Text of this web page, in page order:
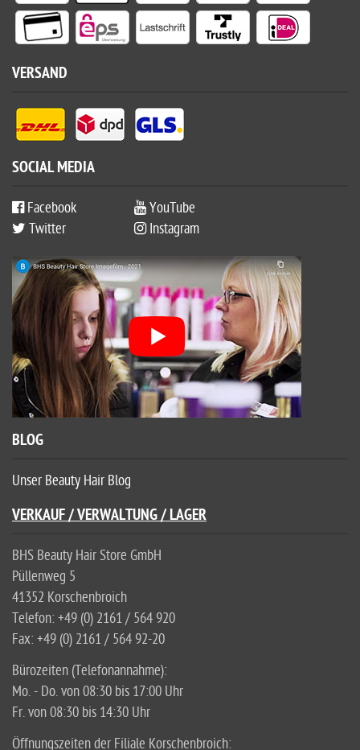
VERSAND
SOCIAL MEDIA
Facebook
YouTube
Twitter
Instagram
BLOG
Unser Beauty Hair Blog
VERKAUF / VERWALTUNG / LAGER
BHS Beauty Hair Store GmbH
Püllenweg 5
41352 Korschenbroich
Telefon: +49 (0) 2161 / 564 920
Fax: +49 (0) 2161 / 564 92-20
Bürozeiten (Telefonannahme):
Mo. - Do. von 08:30 bis 17:00 Uhr
Fr. von 08:30 bis 14:30 Uhr
Öffnungszeiten der Filiale Korschenbroich: